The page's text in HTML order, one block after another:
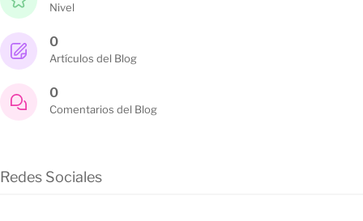
Nivel
0
Artículos del Blog
0
Comentarios del Blog
Redes Sociales